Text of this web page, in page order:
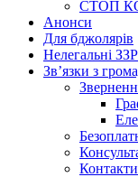
СТОП
Анонси
Для бджолярів
Нелегальні ЗЗР
Зв’язки з
Контакти